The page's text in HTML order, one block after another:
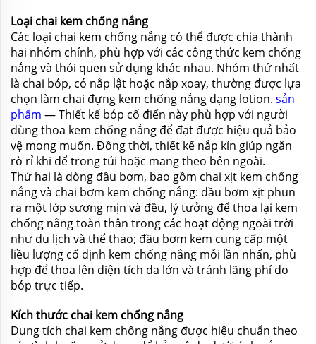
Loại chai kem chống nắng
Các loại chai kem chống nắng có thể được chia thành
hai nhóm chính, phù hợp với các công thức kem chống
nắng và thói quen sử dụng khác nhau. Nhóm thứ nhất
là chai bóp, có nắp lật hoặc nắp xoay, thường được lựa
chọn làm chai đựng kem chống nắng dạng lotion. sản
phẩm — Thiết kế bóp cổ điển này phù hợp với người
dùng thoa kem chống nắng để đạt được hiệu quả bảo
vệ mong muốn. Đồng thời, thiết kế nắp kín giúp ngăn
rò rỉ khi để trong túi hoặc mang theo bên ngoài.
Thứ hai là dòng đầu bơm, bao gồm chai xịt kem chống
nắng và chai bơm kem chống nắng: đầu bơm xịt phun
ra một lớp sương mịn và đều, lý tưởng để thoa lại kem
chống nắng toàn thân trong các hoạt động ngoài trời
như du lịch và thể thao; đầu bơm kem cung cấp một
liều lượng cố định kem chống nắng mỗi lần nhấn, phù
hợp để thoa lên diện tích da lớn và tránh lãng phí do
bóp trực tiếp.
Kích thước chai kem chống nắng
Dung tích chai kem chống nắng được hiệu chuẩn theo